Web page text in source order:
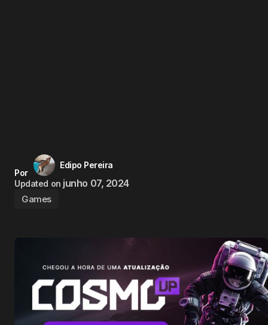
Por
Edipo Pereira
Updated on junho 07, 2024
Games